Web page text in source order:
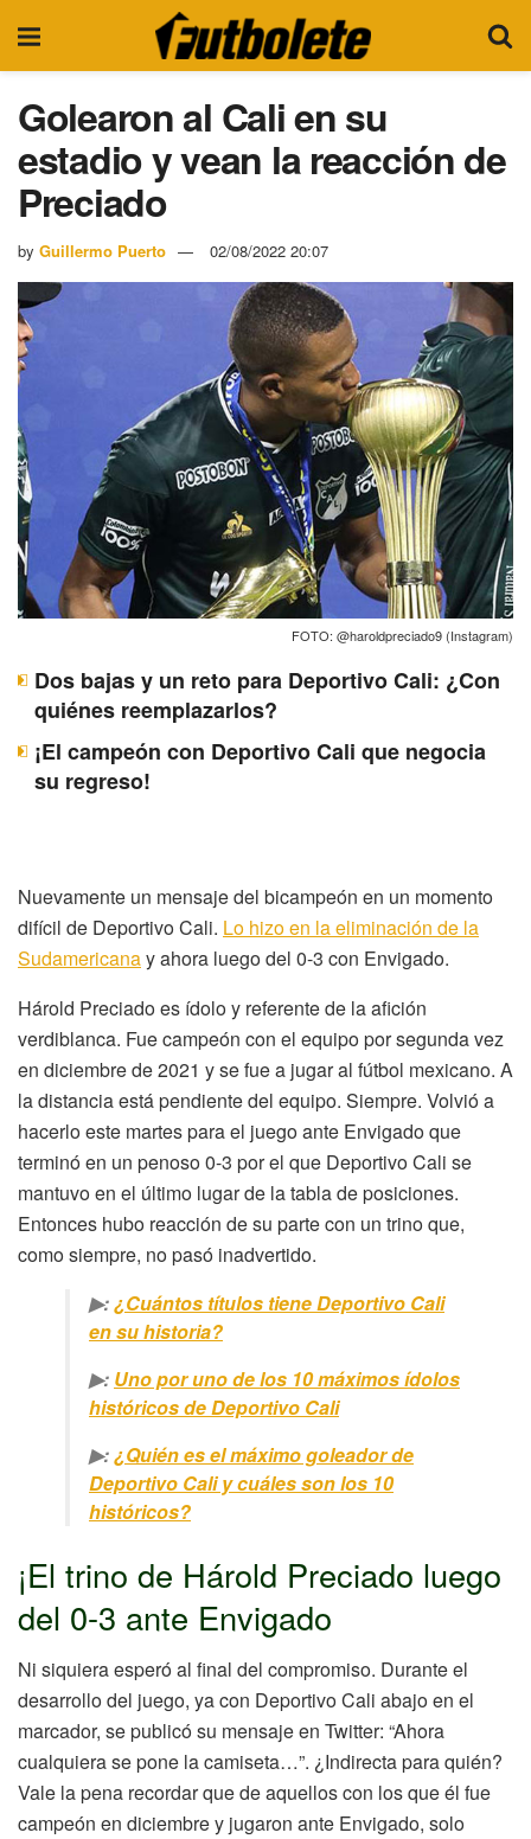
Golearon al Cali en su
estadio y vean la reacción de
Preciado
by Guillermo Puerto 02/08/2022 20:07
FOTO: @haroldpreciado9 (Instagram)
Dos bajas y un reto para Deportivo Cali: ¿Con
quiénes reemplazarlos?
¡El campeón con Deportivo Cali que negocia
su regreso!
Nuevamente un mensaje del bicampeón en un momento
difícil de Deportivo Cali. Lo hizo en la eliminación de la
Sudamericanay ahora luego del 0-3 con Envigado.
Hárold Preciado es ídolo y referente de la afición
verdiblanca. Fue campeón con el equipo por segunda vez
en diciembre de 2021 y se fue a jugar al fútbol mexicano. A
la distancia está pendiente del equipo. Siempre. Volvió a
hacerlo este martes para el juego ante Envigado que
terminó en un penoso 0-3 por el que Deportivo Cali se
mantuvo en el último lugar de la tabla de posiciones.
Entonces hubo reacción de su parte con un trino que,
como siempre, no pasó inadvertido.
▶:¿Cuántos títulos tiene Deportivo Cali
en su historia?
▶: Uno por uno de los 10 máximos ídolos
históricos de Deportivo Cali
▶:¿Quién es el máximo goleador de
Deportivo Cali y cuáles son los 10
históricos?
¡El trino de Hárold Preciado luego
del 0-3 ante Envigado
Ni siquiera esperó al final del compromiso. Durante el
desarrollo del juego, ya con Deportivo Cali abajo en el
marcador, se publicó su mensaje en Twitter: “Ahora
cualquiera se pone la camiseta…”. ¿Indirecta para quién?
Vale la pena recordar que de aquellos con los que él fue
campeón en diciembre y jugaron ante Envigado, solo